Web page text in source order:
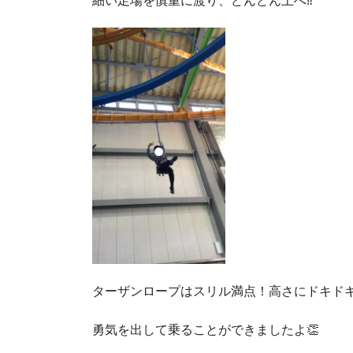
ターザンロープはスリル満点！高さにドキド
勇気を出して乗ることができましたよ👏